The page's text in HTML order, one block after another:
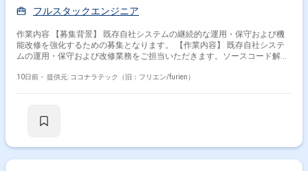
フルスタックエンジニア
作業内容 【募集背景】 既存自社システムの継続的な運用・保守および機
能改修を強化するための募集となります。 【作業内容】 既存自社システ
ムの運用・保守および改修業務をご担当いただきます。ソースコード解析
を行っていただきます。技術的負債の解消に向けた改善提案を実施してい
し、サービスをより良くするための課題解決を楽しめる方を歓迎します。
10日前・ 提供元: ココナラテック（旧：フリエン/furien）